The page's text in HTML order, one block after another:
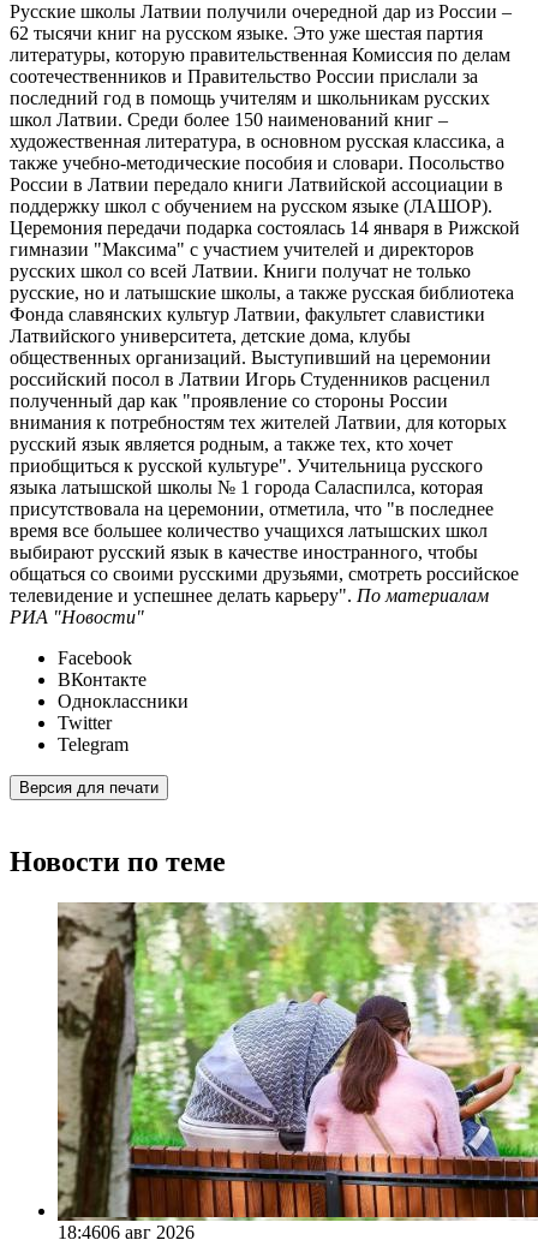
Русские школы Латвии получили очередной дар из России –
62 тысячи книг на русском языке. Это уже шестая партия
литературы, которую правительственная Комиссия по делам
соотечественников и Правительство России прислали за
последний год в помощь учителям и школьникам русских
школ Латвии. Среди более 150 наименований книг –
художественная литература, в основном русская классика, а
также учебно-методические пособия и словари. Посольство
России в Латвии передало книги Латвийской ассоциации в
поддержку школ с обучением на русском языке (ЛАШОР).
Церемония передачи подарка состоялась 14 января в Рижской
гимназии "Максима" с участием учителей и директоров
русских школ со всей Латвии. Книги получат не только
русские, но и латышские школы, а также русская библиотека
Фонда славянских культур Латвии, факультет славистики
Латвийского университета, детские дома, клубы
общественных организаций. Выступивший на церемонии
российский посол в Латвии Игорь Студенников расценил
полученный дар как "проявление со стороны России
внимания к потребностям тех жителей Латвии, для которых
русский язык является родным, а также тех, кто хочет
приобщиться к русской культуре". Учительница русского
языка латышской школы № 1 города Саласпилса, которая
присутствовала на церемонии, отметила, что "в последнее
время все большее количество учащихся латышских школ
выбирают русский язык в качестве иностранного, чтобы
общаться со своими русскими друзьями, смотреть российское
телевидение и успешнее делать карьеру". По материалам
РИА "Новости"
Facebook
ВКонтакте
Одноклассники
Twitter
Telegram
Версия для печати
Новости по теме
18:4606 авг 2026